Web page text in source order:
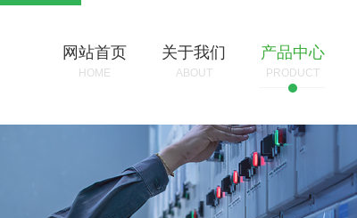
网站首页
HOME
关于我们
ABOUT
产品中心
PRODUCT